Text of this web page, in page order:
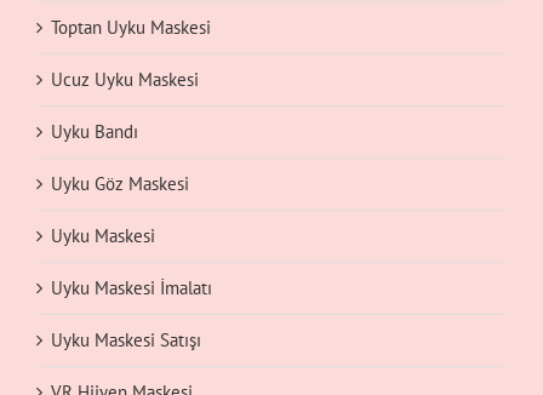
Toptan Uyku Maskesi
Ucuz Uyku Maskesi
Uyku Bandı
Uyku Göz Maskesi
Uyku Maskesi
Uyku Maskesi İmalatı
Uyku Maskesi Satışı